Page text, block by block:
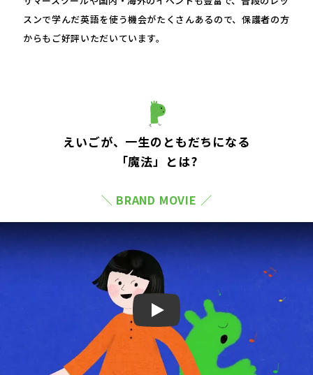
スンで学んだ英語を使う機会がたくさんあるので、保護者の方
からもご好評いただいています。
えいごが、一生のともだちになる
「魔法」とは?
＼ BRAND MOVIE ／